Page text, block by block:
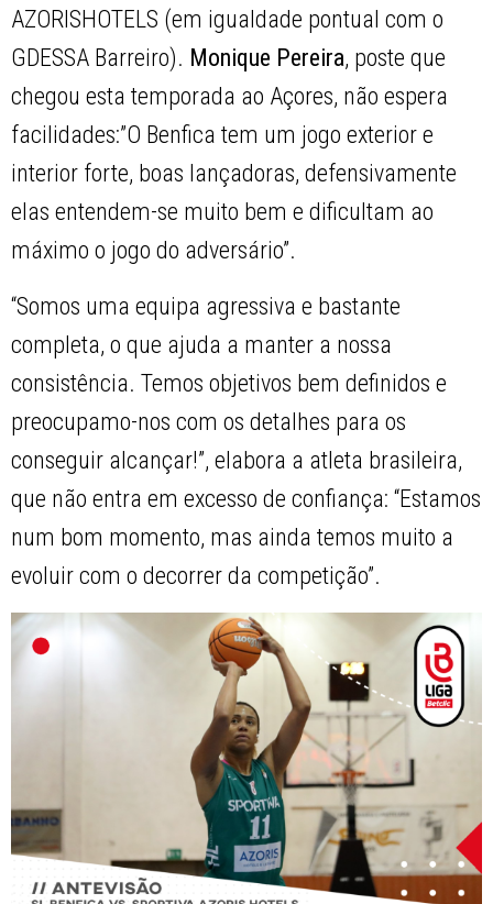
AZORISHOTELS (em igualdade pontual com o
GDESSA Barreiro). Monique Pereira, poste que
chegou esta temporada ao Açores, não espera
facilidades:”O Benfica tem um jogo exterior e
interior forte, boas lançadoras, defensivamente
elas entendem-se muito bem e dificultam ao
máximo o jogo do adversário”.
“Somos uma equipa agressiva e bastante
completa, o que ajuda a manter a nossa
consistência. Temos objetivos bem definidos e
preocupamo-nos com os detalhes para os
conseguir alcançar!”, elabora a atleta brasileira,
que não entra em excesso de confiança: “Estamos
num bom momento, mas ainda temos muito a
evoluir com o decorrer da competição”.